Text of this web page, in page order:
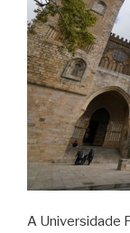
A Universidade